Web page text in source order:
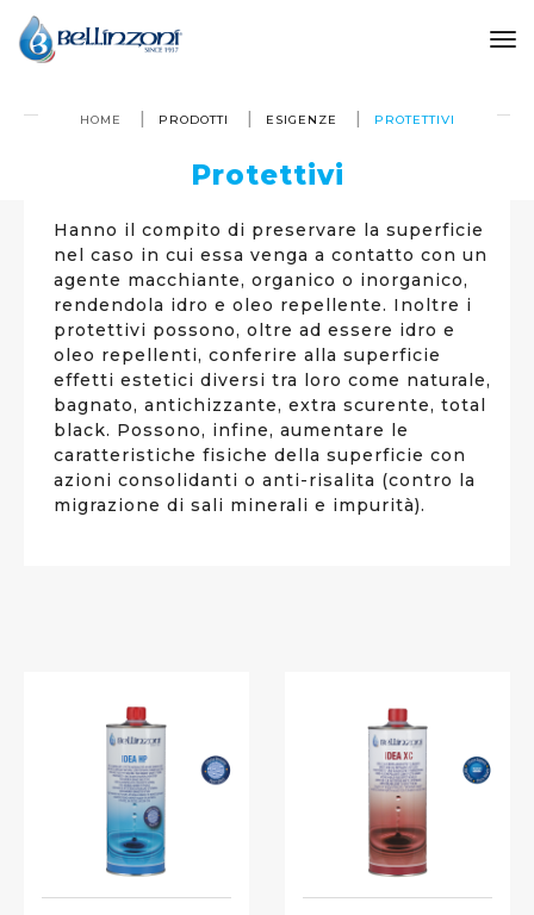
HOME PRODOTTI ESIGENZE PROTETTIVI
Protettivi
Hanno il compito di preservare la superficie
nel caso in cui essa venga a contatto con un
agente macchiante, organico o inorganico,
rendendola idro e oleo repellente. Inoltre i
protettivi possono, oltre ad essere idro e
oleo repellenti, conferire alla superficie
effetti estetici diversi tra loro come naturale,
bagnato, antichizzante, extra scurente, total
black. Possono, infine, aumentare le
caratteristiche fisiche della superficie con
azioni consolidanti o anti-risalita (contro la
migrazione di sali minerali e impurità).